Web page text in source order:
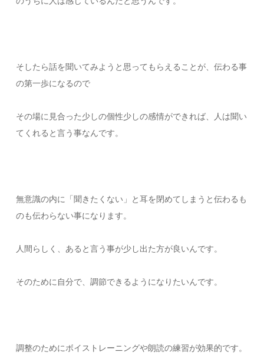
そしたら話を聞いてみようと思ってもらえることが、伝わる事
の第一歩になるので
その場に見合った少しの個性少しの感情ができれば、人は聞い
てくれると言う事なんです。
無意識の内に「聞きたくない」と耳を閉めてしまうと伝わるも
のも伝わらない事になります。
人間らしく、あると言う事が少し出た方が良いんです。
そのために自分で、調節できるようになりたいんです。
調整のためにボイストレーニングや朗読の練習が効果的です。